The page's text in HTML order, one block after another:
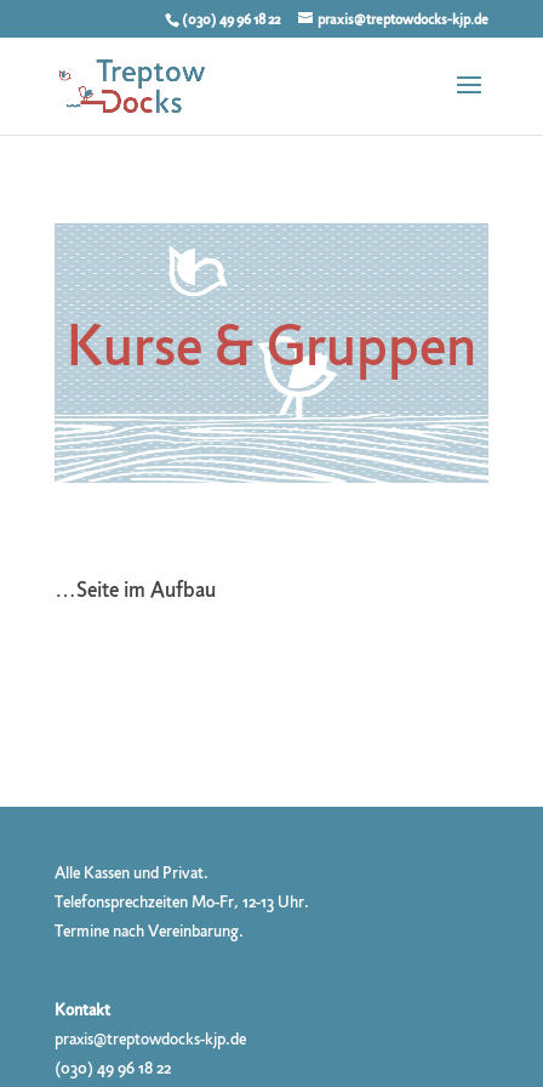
(030) 49 96 18 22 praxis@treptowdocks-kjp.de
Kurse & Gruppen
…Seite im Aufbau
Alle Kassen und Privat.
Telefonsprechzeiten Mo-Fr, 12-13 Uhr.
Termine nach Vereinbarung.
Kontakt
praxis@treptowdocks-kjp.de
(030) 49 96 18 22